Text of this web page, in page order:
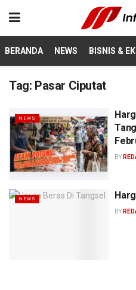
BERANDA NEWS BISNIS &
Tag: Pasar Ciputat
NEWS
BY
NEWS
BY